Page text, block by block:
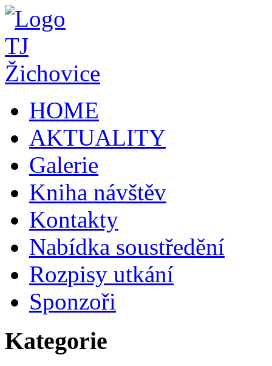
HOME
AKTUALITY
Galerie
Kniha návštěv
Kontakty
Nabídka soustředění
Rozpisy utkání
Sponzoři
Kategorie